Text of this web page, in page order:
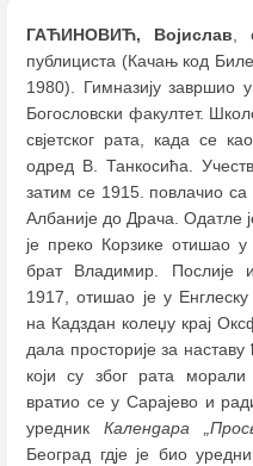
ГАЋИНОВИЋ, Војислав,
публициста (Качањ код
1980). Гимназију завршио
Богословски факултет.
свјетског рата, када се
одред В. Танкосића.
затим се 1915. повлачио са
Албаније до Драча. Одатле
је преко Корзике отишао у
брат Владимир. Послије
1917, отишао је у
на Кадздан колеџу крај
дала просторије за
који су због рата
вратио се у Сарајево и
уредник Календара
Београд гдје је био